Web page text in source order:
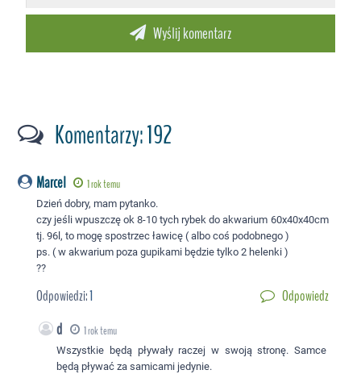
Komentarzy: 192
Marcel 1 rok temu
Dzień dobry, mam pytanko.
czy jeśli wpuszczę ok 8-10 tych rybek do akwarium 60x40x40cm
tj. 96l, to mogę spostrzec ławicę ( albo coś podobnego )
ps. ( w akwarium poza gupikami będzie tylko 2 helenki )
??
Odpowiedzi:1 Odpowiedz
d 1 rok temu
Wszystkie będą pływały raczej w swoją stronę. Samce
będą pływać za samicami jedynie.